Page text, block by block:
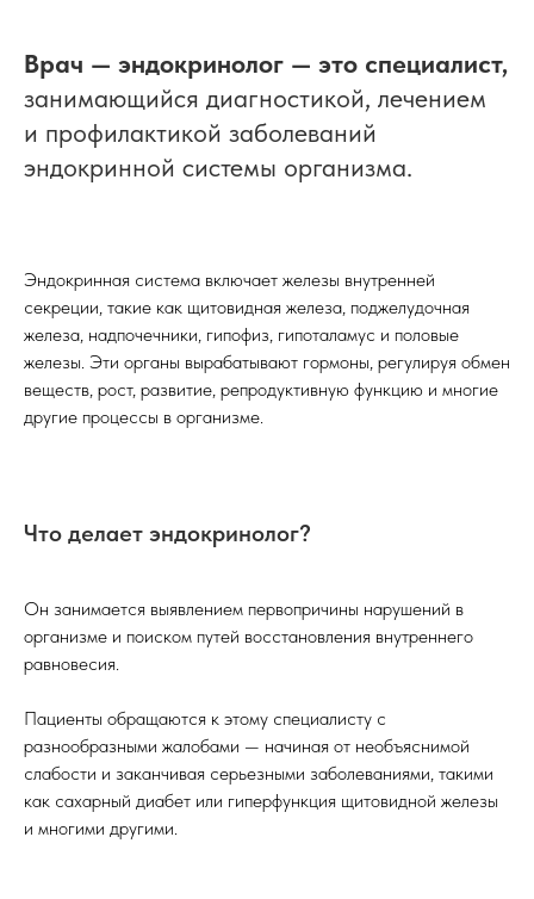
Врач — эндокринолог — это специалист,
занимающийся диагностикой, лечением
и профилактикой заболеваний
эндокринной системы организма.
Эндокринная система включает железы внутренней
секреции, такие как щитовидная железа, поджелудочная
железа, надпочечники, гипофиз, гипоталамус и половые
железы. Эти органы вырабатывают гормоны, регулируя обмен
веществ, рост, развитие, репродуктивную функцию и многие
другие процессы в организме.
Что делает эндокринолог?
Он занимается выявлением первопричины нарушений в
организме и поиском путей восстановления внутреннего
равновесия.
Пациенты обращаются к этому специалисту с
разнообразными жалобами — начиная от необъяснимой
слабости и заканчивая серьезными заболеваниями, такими
как сахарный диабет или гиперфункция щитовидной железы
и многими другими.